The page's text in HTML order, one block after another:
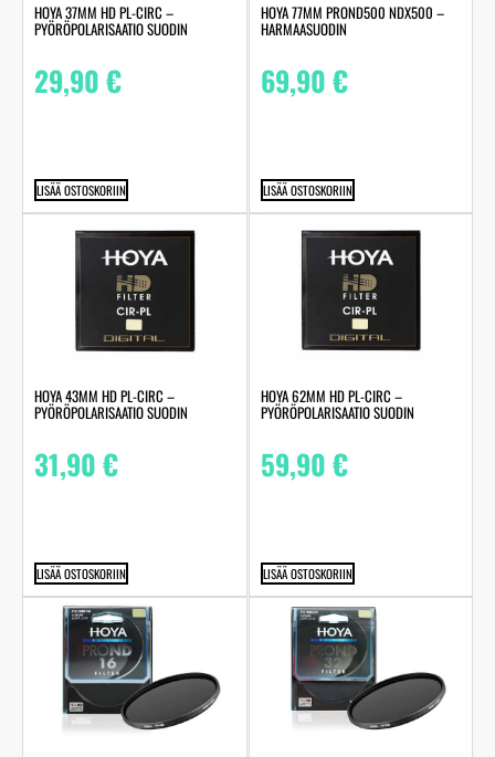
HOYA 37MM HD PL-CIRC –
PYÖRÖPOLARISAATIO SUODIN
29,90€
LISÄÄ OSTOSKORIIN
HOYA 77MM PROND500 NDX500 –
HARMAASUODIN
69,90€
LISÄÄ OSTOSKORIIN
HOYA 43MM HD PL-CIRC –
PYÖRÖPOLARISAATIO SUODIN
31,90€
LISÄÄ OSTOSKORIIN
HOYA 62MM HD PL-CIRC –
PYÖRÖPOLARISAATIO SUODIN
59,90€
LISÄÄ OSTOSKORIIN